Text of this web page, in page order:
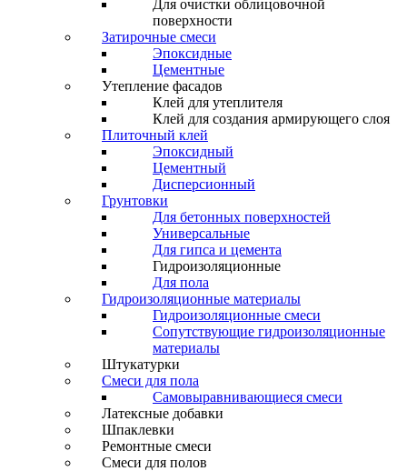
Для очистки облицовочной
поверхности
Затирочные смеси
Эпоксидные
Цементные
Утепление фасадов
Клей для утеплителя
Клей для создания армирующего слоя
Плиточный клей
Эпоксидный
Цементный
Дисперсионный
Грунтовки
Для бетонных поверхностей
Универсальные
Для гипса и цемента
Гидроизоляционные
Для пола
Гидроизоляционные материалы
Гидроизоляционные смеси
Сопутствующие гидроизоляционные
материалы
Штукатурки
Смеси для пола
Самовыравнивающиеся смеси
Латексные добавки
Шпаклевки
Ремонтные смеси
Смеси для полов